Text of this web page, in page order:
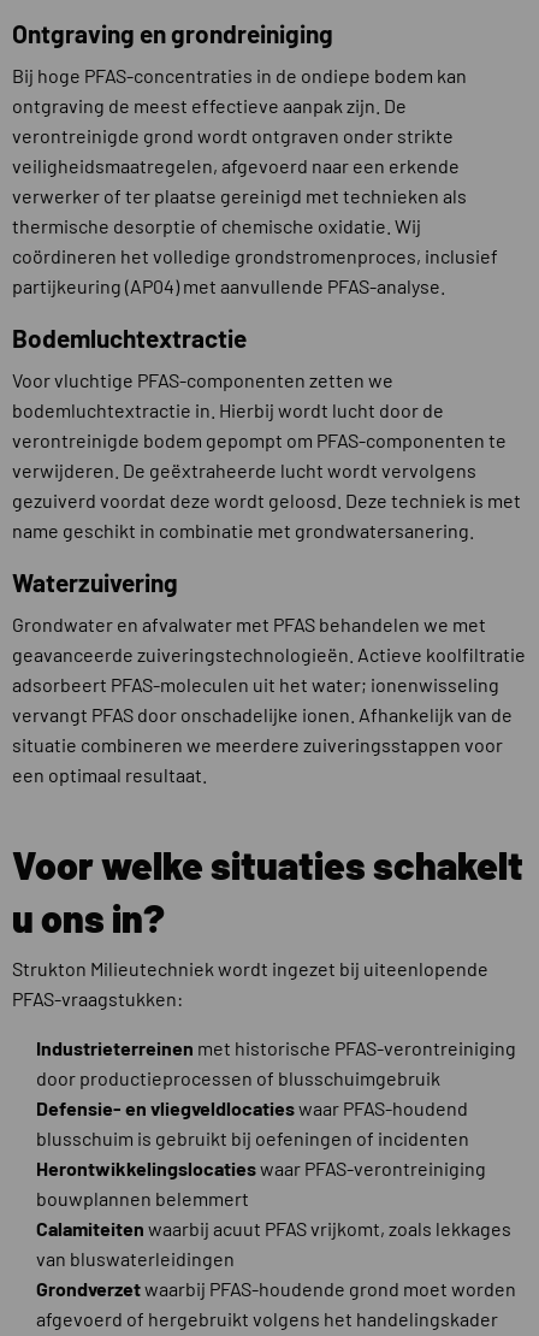
Ontgraving en grondreiniging
Bij hoge PFAS-concentraties in de ondiepe bodem kan
ontgraving de meest effectieve aanpak zijn. De
verontreinigde grond wordt ontgraven onder strikte
veiligheidsmaatregelen, afgevoerd naar een erkende
verwerker of ter plaatse gereinigd met technieken als
thermische desorptie of chemische oxidatie. Wij
coördineren het volledige grondstromenproces, inclusief
partijkeuring (AP04) met aanvullende PFAS-analyse.
Bodemluchtextractie
Voor vluchtige PFAS-componenten zetten we
bodemluchtextractie in. Hierbij wordt lucht door de
verontreinigde bodem gepompt om PFAS-componenten te
verwijderen. De geëxtraheerde lucht wordt vervolgens
gezuiverd voordat deze wordt geloosd. Deze techniek is met
name geschikt in combinatie met grondwatersanering.
Waterzuivering
Grondwater en afvalwater met PFAS behandelen we met
geavanceerde zuiveringstechnologieën. Actieve koolfiltratie
adsorbeert PFAS-moleculen uit het water; ionenwisseling
vervangt PFAS door onschadelijke ionen. Afhankelijk van de
situatie combineren we meerdere zuiveringsstappen voor
een optimaal resultaat.
Voor welke situaties schakelt
u ons in?
Strukton Milieutechniek wordt ingezet bij uiteenlopende
PFAS-vraagstukken:
Industrieterreinen met historische PFAS-verontreiniging
door productieprocessen of blusschuimgebruik
Defensie- en vliegveldlocatieswaar PFAS-houdend
blusschuim is gebruikt bij oefeningen of incidenten
Herontwikkelingslocatieswaar PFAS-verontreiniging
bouwplannen belemmert
Calamiteiten waarbij acuut PFAS vrijkomt, zoals lekkages
van bluswaterleidingen
Grondverzetwaarbij PFAS-houdende grond moet worden
afgevoerd of hergebruikt volgens het handelingskader